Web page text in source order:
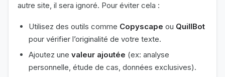
autre site, il sera ignoré. Pour éviter cela :
Utilisez des outils comme Copyscape ou QuillBot
pour vérifier l’originalité de votre texte.
Ajoutez une valeur ajoutée (ex: analyse
personnelle, étude de cas, données exclusives).